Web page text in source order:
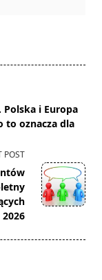
i Europa
to oznacza dla
POST